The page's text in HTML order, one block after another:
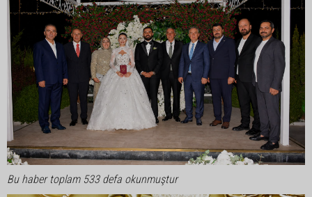
Bu haber toplam 533 defa okunmuştur